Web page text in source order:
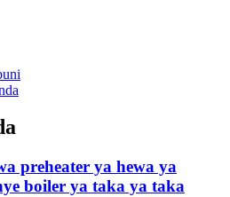
preheater ya hewa ya
boiler ya taka ya taka